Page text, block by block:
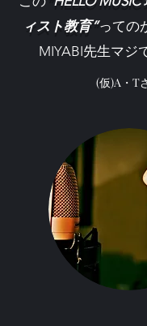
ィスト教育”っての
MIYABI先生マジ
(仮)A・T